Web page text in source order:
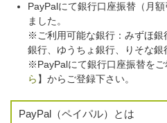
PayPalにて銀行口座振替（月
ました。
※ご利用可能な銀行：みずほ銀
銀行、ゆうちょ銀行、りそな
※PayPalにて銀行口座振替をご
ら 】からご登録下さい。
PayPal（ペイパル）とは